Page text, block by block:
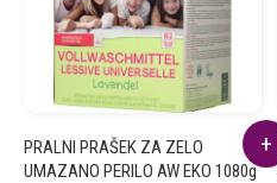
PRALNI PRAŠEK ZA ZELO
UMAZANO PERILO AW EKO 1080g